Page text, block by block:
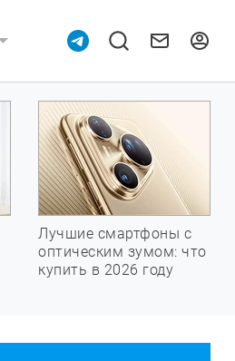
Лучшие смартфоны с
оптическим зумом: что
купить в 2026 году